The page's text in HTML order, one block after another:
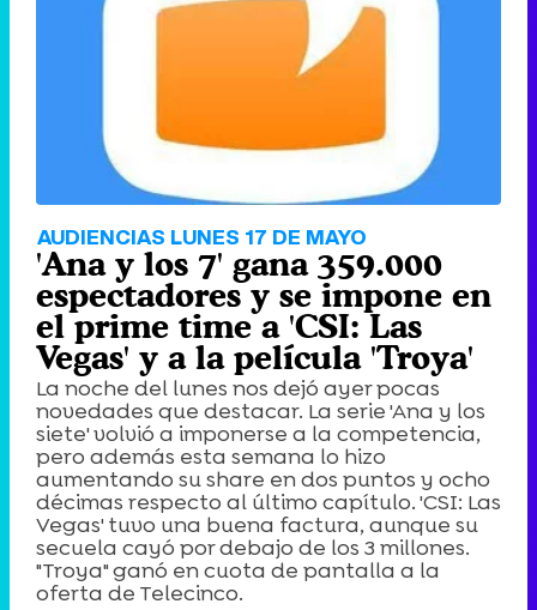
AUDIENCIAS LUNES 17 DE MAYO
'Ana y los 7' gana 359.000
espectadores y se impone en
el prime time a 'CSI: Las
Vegas' y a la película 'Troya'
La noche del lunes nos dejó ayer pocas
novedades que destacar. La serie 'Ana y los
siete' volvió a imponerse a la competencia,
pero además esta semana lo hizo
aumentando su share en dos puntos y ocho
décimas respecto al último capítulo. 'CSI: Las
Vegas' tuvo una buena factura, aunque su
secuela cayó por debajo de los 3 millones.
"Troya" ganó en cuota de pantalla a la
oferta de Telecinco.